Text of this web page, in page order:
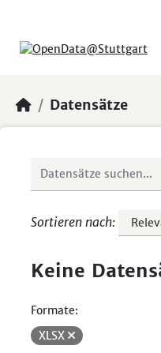
Datensätze
Sortieren nach
Keine
Formate:
XLSX